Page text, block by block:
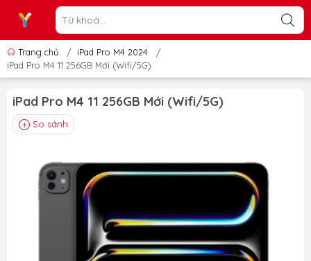
Trang chủ / iPad Pro M4 2024
/
iPad Pro M4 11 256GB Mới (Wifi/5G)
iPad Pro M4 11 256GB Mới (Wifi/5G)
So sánh